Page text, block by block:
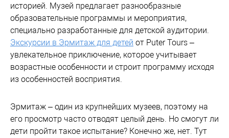
историей. Музей предлагает разнообразные
образовательные программы и мероприятия,
специально разработанные для детской аудитории.
Экскурсии в Эрмитаж для детей от Puter Tours –
увлекательное приключение, которое учитывает
возрастные особенности и строит программу исходя
из особенностей восприятия.
Эрмитаж – один из крупнейших музеев, поэтому на
его просмотр часто отводят целый день. Но смогут ли
дети пройти такое испытание? Конечно же, нет. Тут